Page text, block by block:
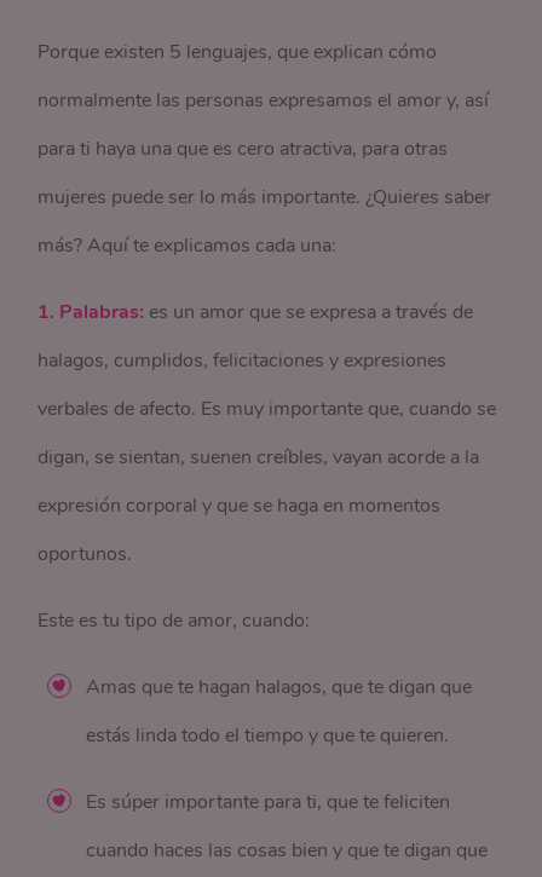
Porque existen 5 lenguajes, que explican cómo
normalmente las personas expresamos el amor y, así
para ti haya una que es cero atractiva, para otras
mujeres puede ser lo más importante. ¿Quieres saber
más? Aquí te explicamos cada una:
1. Palabras: es un amor que se expresa a través de
halagos, cumplidos, felicitaciones y expresiones
verbales de afecto. Es muy importante que, cuando se
digan, se sientan, suenen creíbles, vayan acorde a la
expresión corporal y que se haga en momentos
oportunos.
Este es tu tipo de amor, cuando:
Amas que te hagan halagos, que te digan que
estás linda todo el tiempo y que te quieren.
Es súper importante para ti, que te feliciten
cuando haces las cosas bien y que te digan que